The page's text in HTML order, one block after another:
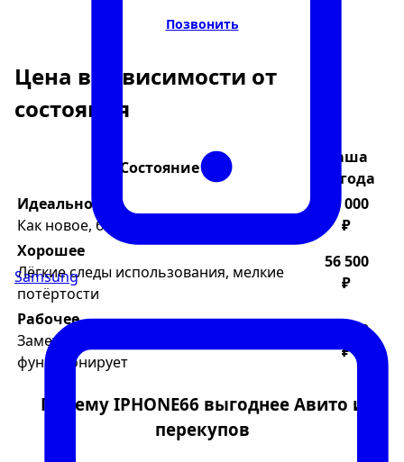
Samsung
Позвонить
Цена в зависимости от
состояния
Состояние
Ваша
выгода
Идеальное
Как новое, без царапин, в коробке
68 000
₽
Хорошее
Лёгкие следы использования, мелкие
потёртости
56 500
₽
Рабочее
Заметные царапины/сколы, но всё
функционирует
41 500
₽
Почему IPHONE66 выгоднее Авито и
перекупов